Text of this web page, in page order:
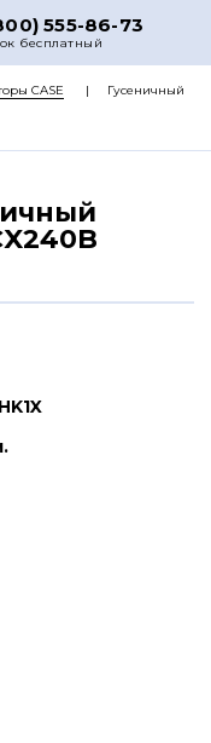
555-86-73
бесплатный
CASE
Гусеничный